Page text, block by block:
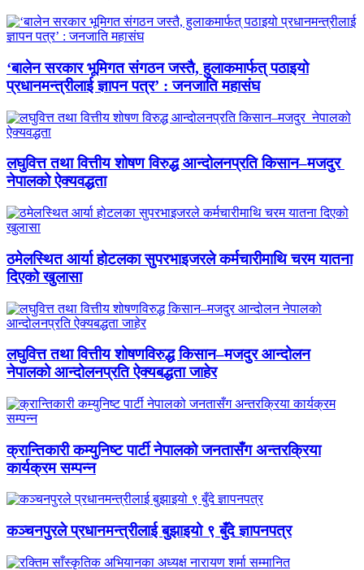
‘बालेन सरकार भूमिगत संगठन जस्तै, हुलाकमार्फत् पठाइयो
प्रधानमन्त्रीलाई ज्ञापन पत्र’ : जनजाति महासंघ
लघुवित्त तथा वित्तीय शोषण विरुद्ध आन्दोलनप्रति किसान–मजदुर
नेपालको ऐक्यवद्धता
ठमेलस्थित आर्या होटलका सुपरभाइजरले कर्मचारीमाथि चरम यातना
दिएको खुलासा
लघुवित्त तथा वित्तीय शोषणविरुद्ध किसान–मजदुर आन्दोलन
नेपालको आन्दोलनप्रति ऐक्यबद्धता जाहेर
क्रान्तिकारी कम्युनिष्ट पार्टी नेपालको जनतासँग अन्तरक्रिया
कार्यक्रम सम्पन्न
कञ्चनपुरले प्रधानमन्त्रीलाई बुझाइयो ९ बुँदे ज्ञापनपत्र